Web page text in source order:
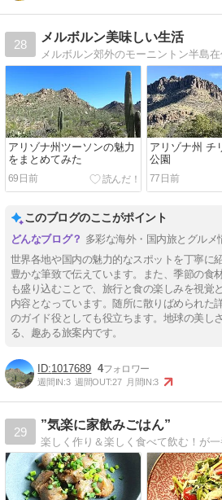
28
メルボルン美味しい生活
メルボルン郊外のモーニントン半島
アリゾナ州ツーソンの魅力
をまとめてみた
69日前
アリゾナ州 チ
公園
77日前
このブログのここがポイント
多彩な海外・国内旅とグルメ
世界各地や国内の魅力的なスポットを丁寧に
豊かな筆致で伝えています。また、季節の食
も盛り込むことで、旅行と食の楽しみを視覚
内容となっています。随所に散りばめられた
のガイド役としても役立ちます。地球の美し
る、趣ある旅案内です。
1017689 4
週間IN:3 週間OUT:27 月間IN:3
29
”気楽に家飲みごはん”
楽しく作り＆楽しく食べて飲む！が